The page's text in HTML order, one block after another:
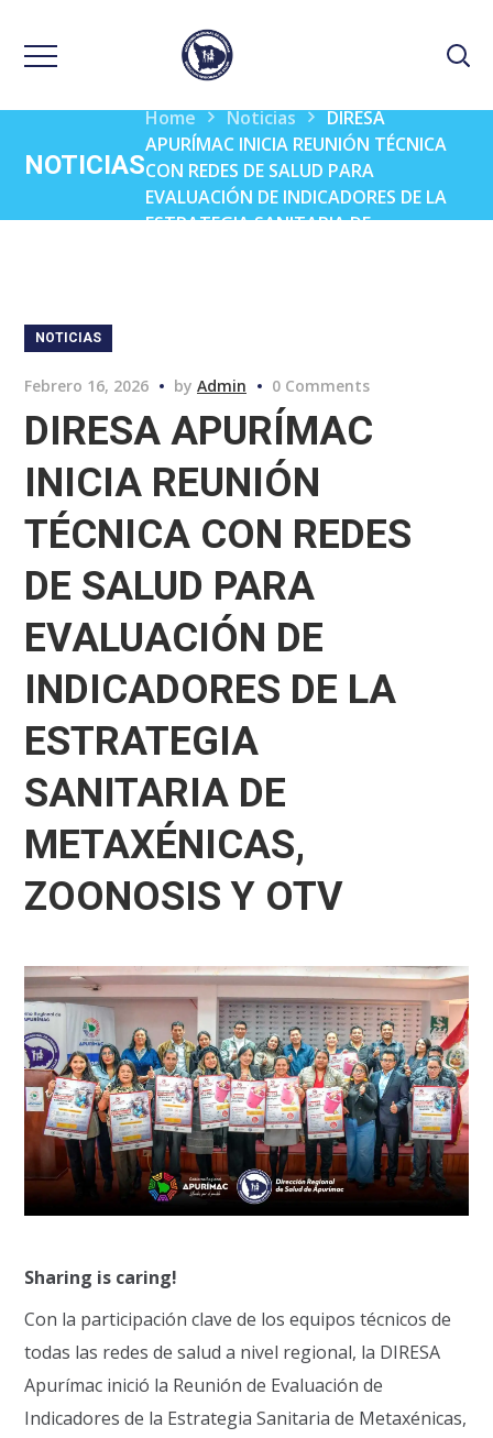
NOTICIAS
Home Noticias
DIRESA
APURÍMAC INICIA REUNIÓN TÉCNICA
CON REDES DE SALUD PARA
EVALUACIÓN DE INDICADORES DE LA
ESTRATEGIA SANITARIA DE
NOTICIAS
Febrero 16, 2026 byAdmin 0 Comments
DIRESA APURÍMAC
INICIA REUNIÓN
TÉCNICA CON REDES
DE SALUD PARA
EVALUACIÓN DE
INDICADORES DE LA
ESTRATEGIA
SANITARIA DE
METAXÉNICAS,
ZOONOSIS Y OTV
Sharing is caring!
Con la participación clave de los equipos técnicos de
todas las redes de salud a nivel regional, la DIRESA
Apurímac inició la Reunión de Evaluación de
Indicadores de la Estrategia Sanitaria de Metaxénicas,